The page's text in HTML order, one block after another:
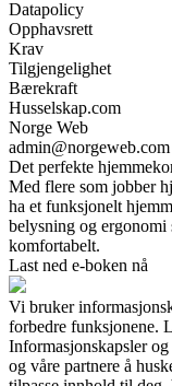
Datapolicy
Opphavsrett
Krav
Tilgjengelighet
Bærekraft
Husselskap.com
Norge Web
admin@norgeweb.com
Det perfekte
Med flere som jobber
ha et funksjonelt
belysning og
komfortabelt.
Last ned e-boken nå
Vi bruker
forbedre funksjonene.
Informasjonskapsler
og våre partnere å